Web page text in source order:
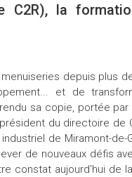
C2R), la
depuis plus
et de
sa copie, portée
du directoire de
de Miramont-
de nouveaux défis
constat aujourd'hui de